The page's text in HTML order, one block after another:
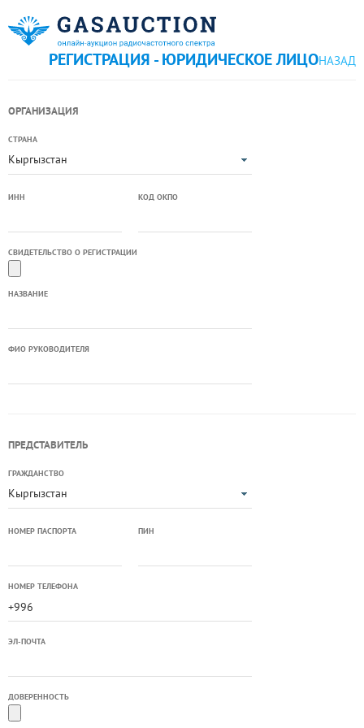
РЕГИСТРАЦИЯ - ЮРИДИЧЕСКОЕ ЛИЦОНАЗАД
ОРГАНИЗАЦИЯ
СТРАНА
Кыргызстан
ИНН КОД ОКПО
СВИДЕТЕЛЬСТВО О РЕГИСТРАЦИИ
НАЗВАНИЕ
ФИО РУКОВОДИТЕЛЯ
ПРЕДСТАВИТЕЛЬ
ГРАЖДАНСТВО
Кыргызстан
НОМЕР ПАСПОРТА ПИН
НОМЕР ТЕЛЕФОНА
ЭЛ-ПОЧТА
ДОВЕРЕННОСТЬ